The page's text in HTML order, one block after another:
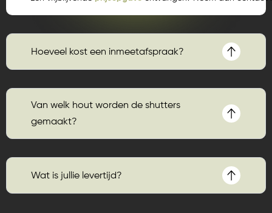
Hoeveel kost een inmeetafspraak?
Van welk hout worden de shutters
gemaakt?
Wat is jullie levertijd?